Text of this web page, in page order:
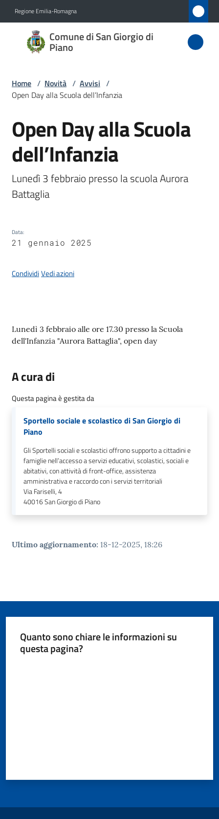
Regione Emilia-Romagna
Comune di San Giorgio di
Piano
Comune
di San
di Piano
Amministrazione
Novità
Menu selezionato
Servizi
Vivere
di
Piano
A
b
o
P
e
argomenti...
Seguici
Home / Novità / Avvisi /
Open Day alla Scuola dell’Infanzia
Salta al contenuto
Open Day alla Scuola
dell’Infanzia
Lunedì 3 febbraio presso la scuola Aurora
Battaglia
Data:
21 gennaio 2025
CondividiVedi azioni
Contenuto
Lunedì 3 febbraio alle ore 17.30 presso la Scuola
dell'Infanzia "Aurora Battaglia", open day
A cura di
Questa pagina è gestita da
Sportello sociale e scolastico di San Giorgio di
Piano
Gli Sportelli sociali e scolastici offrono supporto a cittadini e
famiglie nell’accesso a servizi educativi, scolastici, sociali e
abitativi, con attività di front-office, assistenza
amministrativa e raccordo con i servizi territoriali
Via Fariselli, 4
40016San Giorgio di Piano
Ultimo aggiornamento: 18-12-2025, 18:26
Quanto sono chiare le informazioni su
questa pagina?